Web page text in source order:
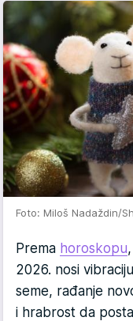
Foto: Miloš Nadaždin/
Prema horoskopu,
2026. nosi
seme, rađanje
i hrabrost da